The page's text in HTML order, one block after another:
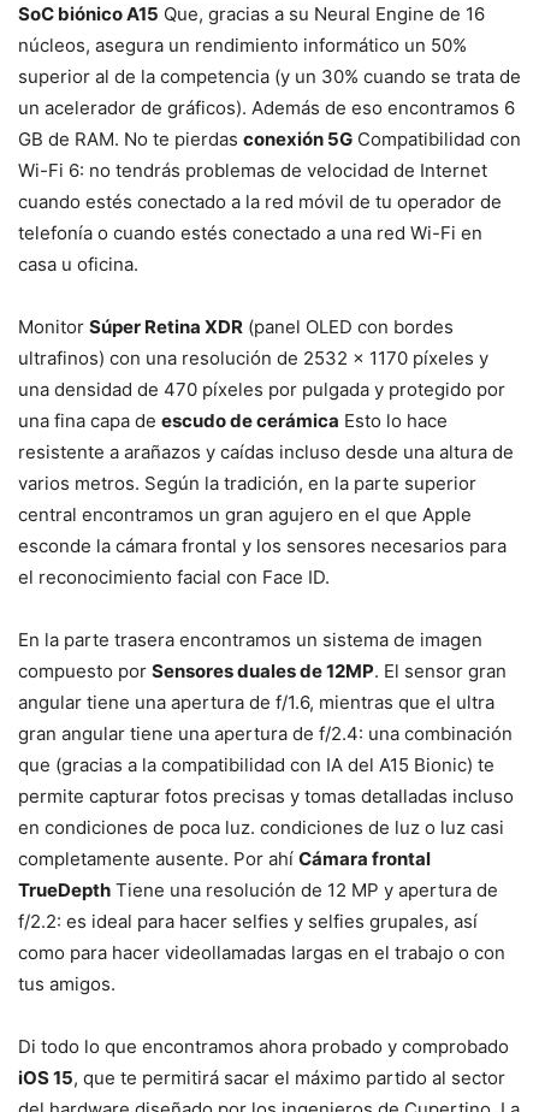
SoC biónico A15 Que, gracias a su Neural Engine de 16
núcleos, asegura un rendimiento informático un 50%
superior al de la competencia (y un 30% cuando se trata de
un acelerador de gráficos). Además de eso encontramos 6
GB de RAM. No te pierdas conexión 5G Compatibilidad con
Wi-Fi 6: no tendrás problemas de velocidad de Internet
cuando estés conectado a la red móvil de tu operador de
telefonía o cuando estés conectado a una red Wi-Fi en
casa u oficina.
Monitor Súper Retina XDR (panel OLED con bordes
ultrafinos) con una resolución de 2532 x 1170 píxeles y
una densidad de 470 píxeles por pulgada y protegido por
una fina capa de escudo de cerámica Esto lo hace
resistente a arañazos y caídas incluso desde una altura de
varios metros. Según la tradición, en la parte superior
central encontramos un gran agujero en el que Apple
esconde la cámara frontal y los sensores necesarios para
el reconocimiento facial con Face ID.
En la parte trasera encontramos un sistema de imagen
compuesto por Sensores duales de 12MP. El sensor gran
angular tiene una apertura de f/1.6, mientras que el ultra
gran angular tiene una apertura de f/2.4: una combinación
que (gracias a la compatibilidad con IA del A15 Bionic) te
permite capturar fotos precisas y tomas detalladas incluso
en condiciones de poca luz. condiciones de luz o luz casi
completamente ausente. Por ahí Cámara frontal
TrueDepth Tiene una resolución de 12 MP y apertura de
f/2.2: es ideal para hacer selfies y selfies grupales, así
como para hacer videollamadas largas en el trabajo o con
tus amigos.
Di todo lo que encontramos ahora probado y comprobado
iOS 15, que te permitirá sacar el máximo partido al sector